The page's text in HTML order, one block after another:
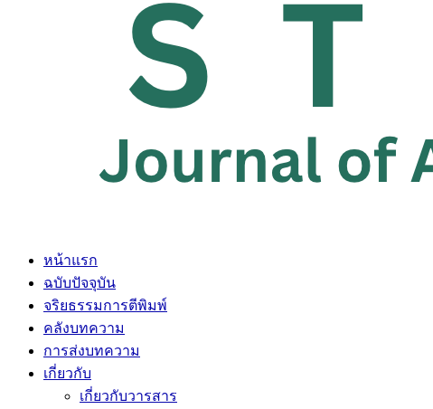
หน้าแรก
ฉบับปัจจุบัน
จริยธรรมการตีพิมพ์
คลังบทความ
การส่งบทความ
เกี่ยวกับ
เกี่ยวกับวารสาร